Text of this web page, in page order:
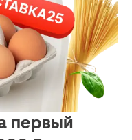
первый